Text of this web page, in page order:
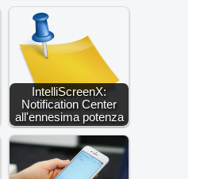
IntelliScreenX:
Notification Center
all'ennesima potenza